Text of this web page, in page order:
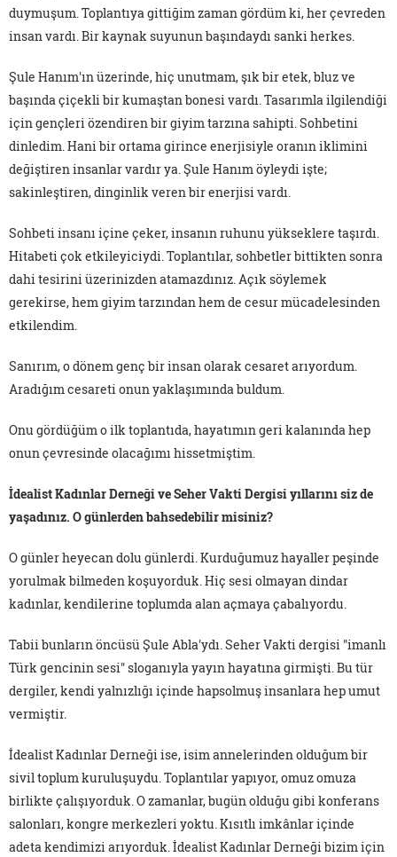
duymuşum. Toplantıya gittiğim zaman gördüm ki, her çevreden
insan vardı. Bir kaynak suyunun başındaydı sanki herkes.
Şule Hanım'ın üzerinde, hiç unutmam, şık bir etek, bluz ve
başında çiçekli bir kumaştan bonesi vardı. Tasarımla ilgilendiği
için gençleri özendiren bir giyim tarzına sahipti. Sohbetini
dinledim. Hani bir ortama girince enerjisiyle oranın iklimini
değiştiren insanlar vardır ya. Şule Hanım öyleydi işte;
sakinleştiren, dinginlik veren bir enerjisi vardı.
Sohbeti insanı içine çeker, insanın ruhunu yükseklere taşırdı.
Hitabeti çok etkileyiciydi. Toplantılar, sohbetler bittikten sonra
dahi tesirini üzerinizden atamazdınız. Açık söylemek
gerekirse, hem giyim tarzından hem de cesur mücadelesinden
etkilendim.
Sanırım, o dönem genç bir insan olarak cesaret arıyordum.
Aradığım cesareti onun yaklaşımında buldum.
Onu gördüğüm o ilk toplantıda, hayatımın geri kalanında hep
onun çevresinde olacağımı hissetmiştim.
İdealist Kadınlar Derneği ve Seher Vakti Dergisi yıllarını siz de
yaşadınız. O günlerden bahsedebilir misiniz?
O günler heyecan dolu günlerdi. Kurduğumuz hayaller peşinde
yorulmak bilmeden koşuyorduk. Hiç sesi olmayan dindar
kadınlar, kendilerine toplumda alan açmaya çabalıyordu.
Tabii bunların öncüsü Şule Abla'ydı. Seher Vakti dergisi "imanlı
Türk gencinin sesi" sloganıyla yayın hayatına girmişti. Bu tür
dergiler, kendi yalnızlığı içinde hapsolmuş insanlara hep umut
vermiştir.
İdealist Kadınlar Derneği ise, isim annelerinden olduğum bir
sivil toplum kuruluşuydu. Toplantılar yapıyor, omuz omuza
birlikte çalışıyorduk. O zamanlar, bugün olduğu gibi konferans
salonları, kongre merkezleri yoktu. Kısıtlı imkânlar içinde
adeta kendimizi arıyorduk. İdealist Kadınlar Derneği bizim için